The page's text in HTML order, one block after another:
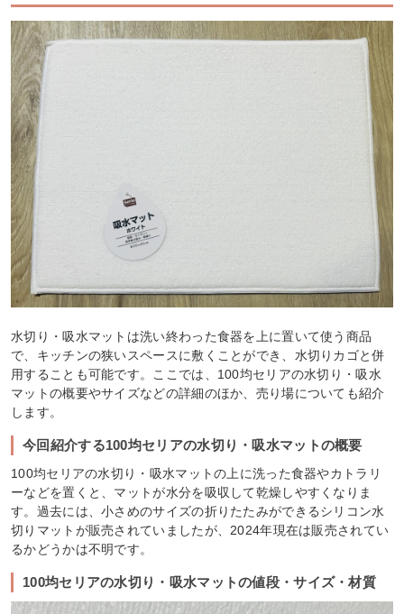
水切り・吸水マットは洗い終わった食器を上に置いて使う商品
で、キッチンの狭いスペースに敷くことができ、水切りカゴと併
用することも可能です。ここでは、100均セリアの水切り・吸水
マットの概要やサイズなどの詳細のほか、売り場についても紹介
します。
今回紹介する100均セリアの水切り・吸水マットの概要
100均セリアの水切り・吸水マットの上に洗った食器やカトラリ
ーなどを置くと、マットが水分を吸収して乾燥しやすくなりま
す。過去には、小さめのサイズの折りたたみができるシリコン水
切りマットが販売されていましたが、2024年現在は販売されてい
るかどうかは不明です。
100均セリアの水切り・吸水マットの値段・サイズ・材質